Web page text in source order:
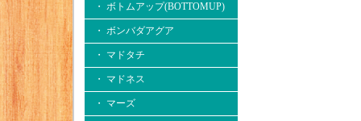
・ ボトムアップ(BOTTOMUP)
・ ボンバダアグア
・ マドタチ
・ マドネス
・ マーズ